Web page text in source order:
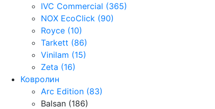
IVC Commercial (365)
NOX EcoClick (90)
Royce (10)
Tarkett (86)
Vinilam (15)
Zeta (16)
Ковролин
Arc Edition (83)
Balsan (186)